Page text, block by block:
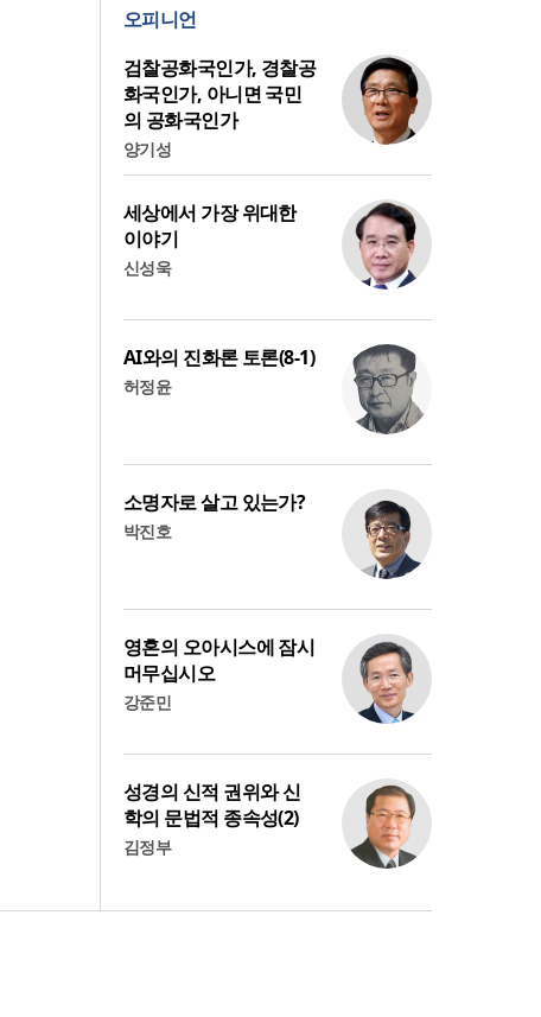
오피니언
검찰공화국인가, 경찰공
화국인가, 아니면 국민
의 공화국인가
양기성
세상에서 가장 위대한
이야기
신성욱
AI와의 진화론 토론(8-1)
허정윤
소명자로 살고 있는가?
박진호
영혼의 오아시스에 잠시
머무십시오
강준민
성경의 신적 권위와 신
학의 문법적 종속성(2)
김정부